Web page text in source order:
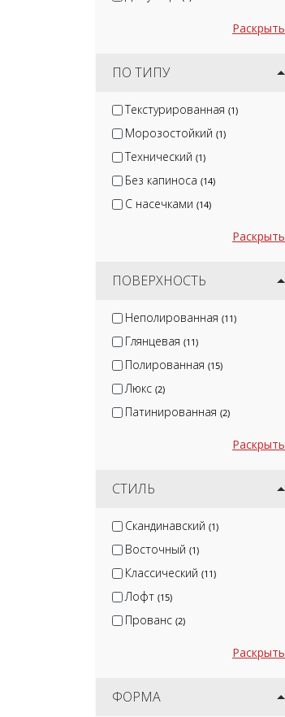
Раскрыть
ПО ТИПУ
Текстурированная (1)
Морозостойкий (1)
Технический (1)
Без капиноса (14)
С насечками (14)
Раскрыть
ПОВЕРХНОСТЬ
Неполированная (11)
Глянцевая (11)
Полированная (15)
Люкс (2)
Патинированная (2)
Раскрыть
СТИЛЬ
Скандинавский (1)
Восточный (1)
Классический (11)
Лофт (15)
Прованс (2)
Раскрыть
ФОРМА